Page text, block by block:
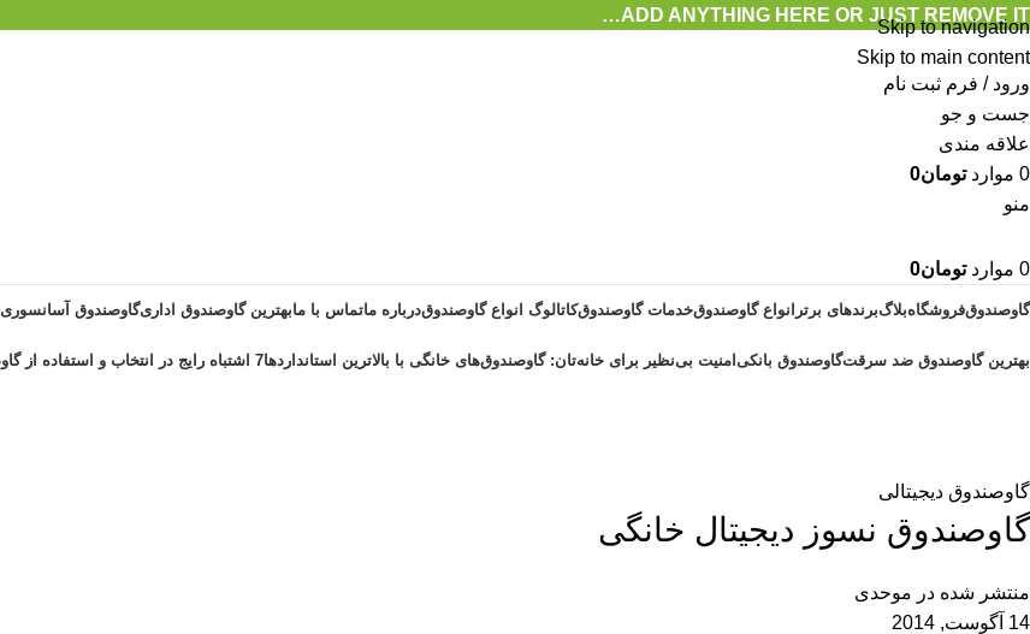
Skip to navigation
Skip to main content
ADD ANYTHING HERE OR JUST REMOVE IT…
ورود / فرم ثبت نام
جست و جو
علاقه مندی
0 موارد تومان0
منو
0 موارد تومان0
گاوصندوقفروشگاهبلاگبرندهای برتر انواع گاوصندوقخدمات گاوصندوقکاتالوگ انواع گاوصندوقدرباره ماتماس با مابهترین گاوصندوق اداریگاوصندوق آسانسوری
بهترین گاوصندوق ضد سرقتگاوصندوق بانکیامنیت بی‌نظیر برای خانه‌تان: گاوصندوق‌های خانگی با بالاترین استانداردها7 اشتباه رایج در انتخاب و استفاده از گاوصندوق خانگی ضد حریق
گاوصندوق دیجیتالی
گاوصندوق نسوز دیجیتال خانگی
منتشر شده در موحدی
14 آگوست, 2014